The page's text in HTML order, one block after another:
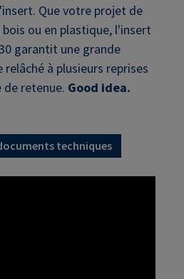
Que votre projet de
ou en plastique, l'insert
garantit une grande
à plusieurs reprises
de retenue. Good idea.
techniques